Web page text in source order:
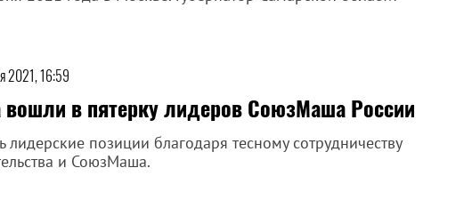
2021, 16:59
вошли в пятерку лидеров СоюзМаша России
лидерские позиции благодаря тесному сотрудничеству
и СоюзМаша.